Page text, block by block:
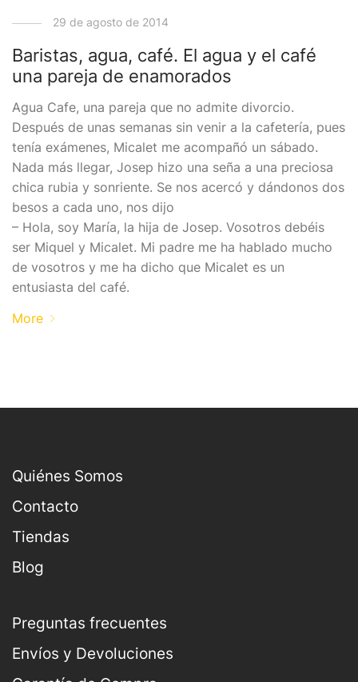
29 de agosto de 2014
Baristas, agua, café. El agua y el café
una pareja de enamorados
Agua Cafe, una pareja que no admite divorcio.
Después de unas semanas sin venir a la cafetería, pues
tenía exámenes, Micalet me acompañó un sábado.
Nada más llegar, Josep hizo una seña a una preciosa
chica rubia y sonriente. Se nos acercó y dándonos dos
besos a cada uno, nos dijo
– Hola, soy María, la hija de Josep. Vosotros debéis
ser Miquel y Micalet. Mi padre me ha hablado mucho
de vosotros y me ha dicho que Micalet es un
entusiasta del café.
More
Quiénes Somos
Contacto
Tiendas
Blog
Preguntas frecuentes
Envíos y Devoluciones